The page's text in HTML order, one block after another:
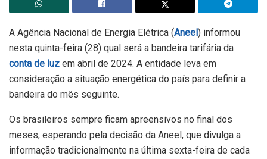
A Agência Nacional de Energia Elétrica (Aneel) informou
nesta quinta-feira (28) qual será a bandeira tarifária da
conta de luz em abril de 2024. A entidade leva em
consideração a situação energética do país para definir a
bandeira do mês seguinte.
Os brasileiros sempre ficam apreensivos no final dos
meses, esperando pela decisão da Aneel, que divulga a
informação tradicionalmente na última sexta-feira de cada